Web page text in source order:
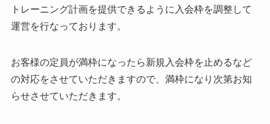
トレーニング計画を提供できるように入会枠を調整して
運営を行なっております。
お客様の定員が満枠になったら新規入会枠を止めるなど
の対応をさせていただきますので、満枠になり次第お知
らせさせていただきます。